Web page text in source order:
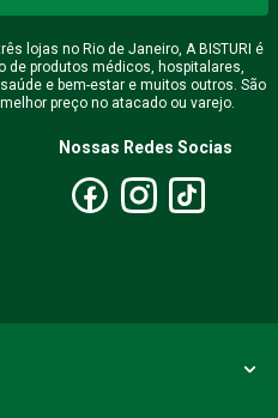
lojas no Rio de Janeiro, A BISTURI é
produtos médicos, hospitalares,
e bem-estar e muitos outros. São
preço no atacado ou varejo.
Nossas Redes Socias